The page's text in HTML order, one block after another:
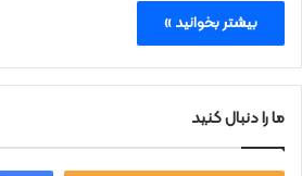
بیشتر بخوانید »
ما را دنبال کنید